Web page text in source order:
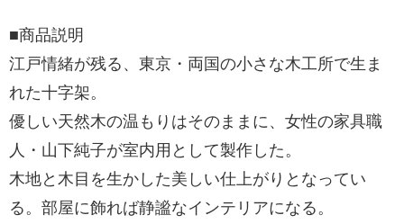
■商品説明
江戸情緒が残る、東京・両国の小さな木工所で生ま
れた十字架。
優しい天然木の温もりはそのままに、女性の家具職
人・山下純子が室内用として製作した。
木地と木目を生かした美しい仕上がりとなってい
る。部屋に飾れば静謐なインテリアになる。